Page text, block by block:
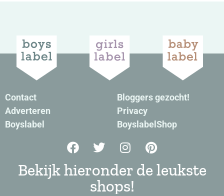
Contact
Adverteren
Boyslabel
Bloggers gezocht!
Privacy
BoyslabelShop
Bekijk hieronder de leukste
shops!